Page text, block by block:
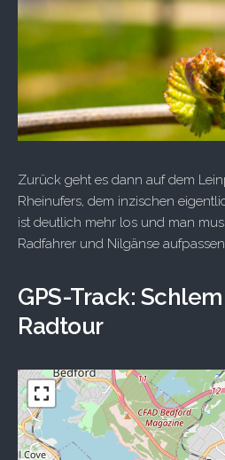
Zurück geht es dann auf dem
Rheinufers, dem inzischen
ist deutlich mehr los und man
Radfahrer und Nilgänse
GPS-Track:
Radtour